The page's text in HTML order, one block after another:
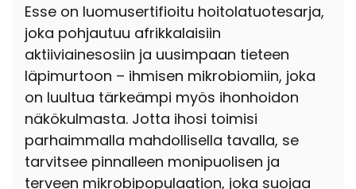
Esse on luomusertifioitu hoitolatuotesarja,
joka pohjautuu afrikkalaisiin
aktiiviainesosiin ja uusimpaan tieteen
läpimurtoon – ihmisen mikrobiomiin, joka
on luultua tärkeämpi myös ihonhoidon
näkökulmasta. Jotta ihosi toimisi
parhaimmalla mahdollisella tavalla, se
tarvitsee pinnalleen monipuolisen ja
terveen mikrobipopulaation, joka suojaa